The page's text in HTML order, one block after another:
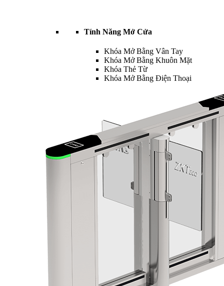
Tính Năng Mở Cửa
Khóa Mở Bằng Vân Tay
Khóa Mở Bằng Khuôn Mặt
Khóa Thẻ Từ
Khóa Mở Bằng Điện Thoại